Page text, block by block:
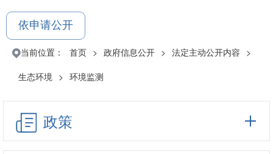
依申请公开
当前位置： 首页 > 政府信息公开 > 法定主动公开内容 >
生态环境 > 环境监测
政策